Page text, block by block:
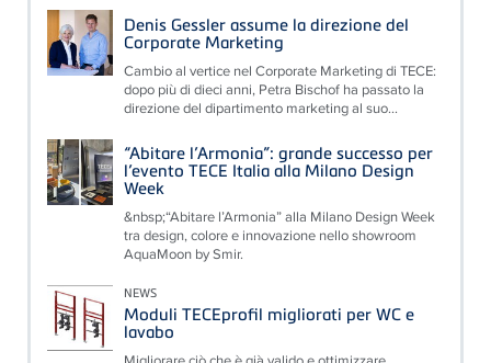
Denis Gessler assume la direzione del
Corporate Marketing
Cambio al vertice nel Corporate Marketing di TECE:
dopo più di dieci anni, Petra Bischof ha passato la
direzione del dipartimento marketing al suo...
“Abitare l’Armonia”: grande successo per
l’evento TECE Italia alla Milano Design
Week
&nbsp;“Abitare l’Armonia” alla Milano Design Week
tra design, colore e innovazione nello showroom
AquaMoon by Smir.
NEWS
Moduli TECEprofil migliorati per WC e
lavabo